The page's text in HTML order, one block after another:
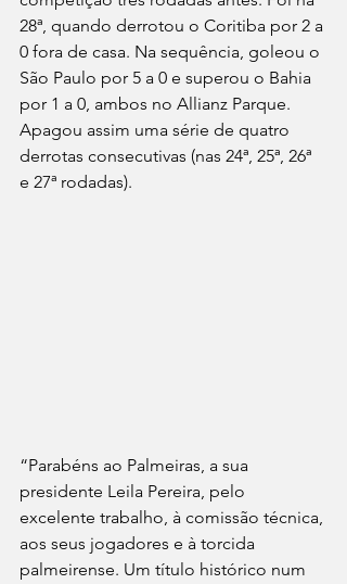
28ª, quando derrotou o Coritiba por 2 a
0 fora de casa. Na sequência, goleou o
São Paulo por 5 a 0 e superou o Bahia
por 1 a 0, ambos no Allianz Parque.
Apagou assim uma série de quatro
derrotas consecutivas (nas 24ª, 25ª, 26ª
e 27ª rodadas).
“Parabéns ao Palmeiras, a sua
presidente Leila Pereira, pelo
excelente trabalho, à comissão técnica,
aos seus jogadores e à torcida
palmeirense. Um título histórico num